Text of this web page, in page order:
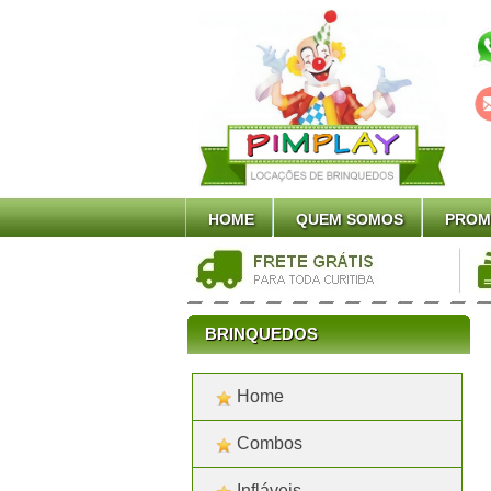
HOME QUEM SOMOS
BRINQUEDOS
Home
Combos